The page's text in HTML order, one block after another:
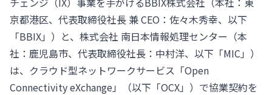
京都港区、代表取締役社長 兼 CEO：佐々木秀幸、以下
「BBIX」）と、株式会社 南日本情報処理センター（本
社：鹿児島市、代表取締役社長：中村洋、以下「MIC」）
は、クラウド型ネットワークサービス「Open
Connectivity eXchange」（以下「OCX」）で協業契約を